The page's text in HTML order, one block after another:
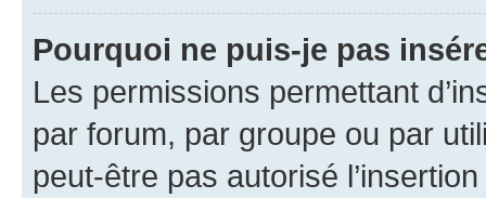
Pourquoi ne puis-je pas
Les permissions permettant
par forum, par groupe ou par
peut-être pas autorisé